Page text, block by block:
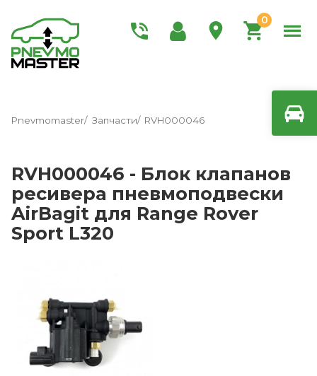
0
Pnevmomaster Запчасти RVH000046
RVH000046 - Блок клапанов
ресивера пневмоподвески
AirBagit для Range Rover
Sport L320